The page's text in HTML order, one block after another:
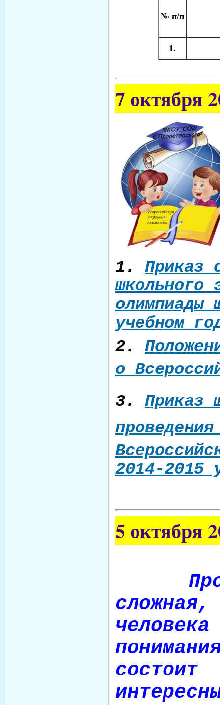
№ п/п
1.
7 октября
1. Приказ
школьного
олимпиады
учебном
2.
о
3. Приказ
2014-2015
5 октября